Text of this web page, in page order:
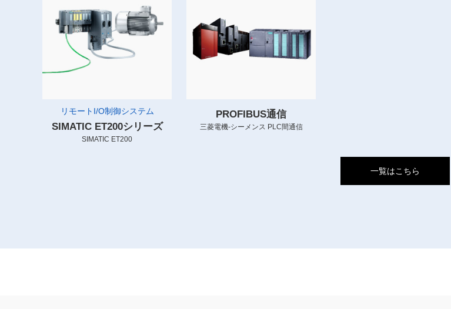
リモートI/O制御システム
SIMATIC ET200シリーズ
SIMATIC ET200
PROFIBUS通信
三菱電機-シーメンス PLC間通信
一覧はこちら